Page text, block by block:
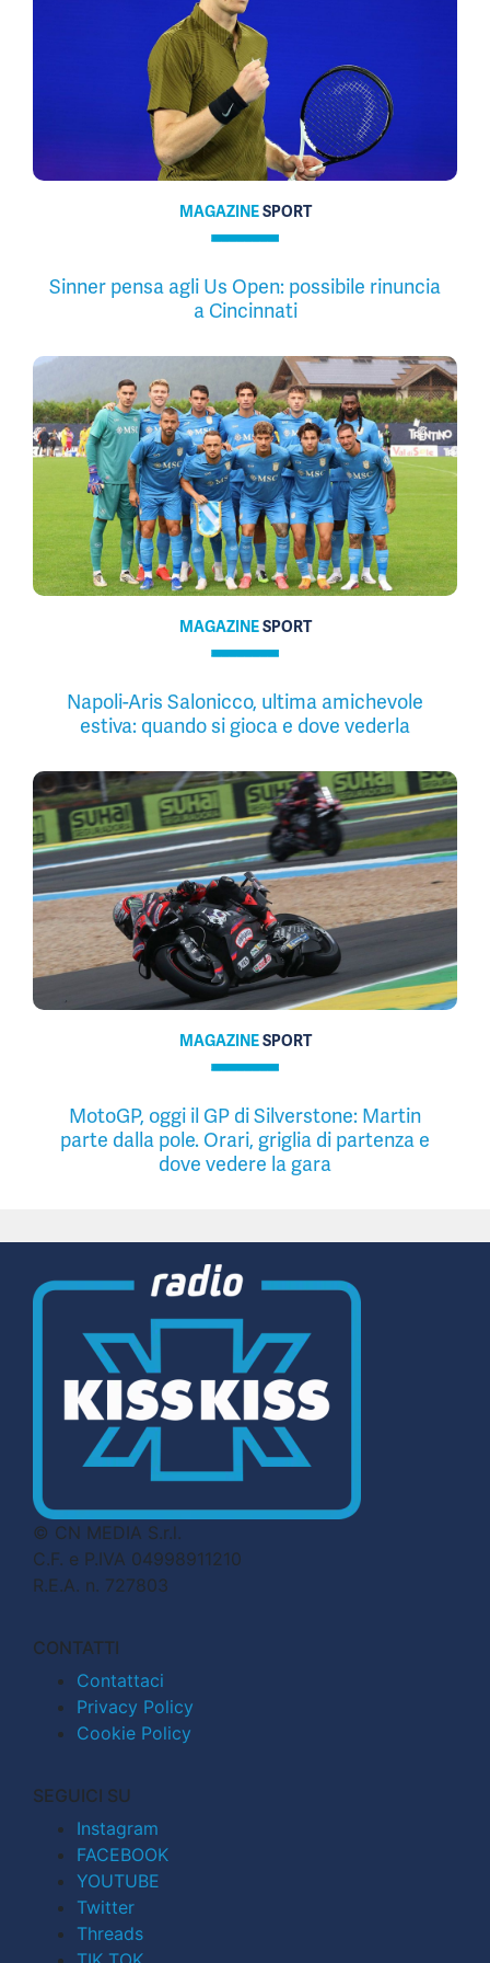
MAGAZINESPORT
Sinner pensa agli Us Open: possibile rinuncia
a Cincinnati
MAGAZINESPORT
Napoli-Aris Salonicco, ultima amichevole
estiva: quando si gioca e dove vederla
MAGAZINESPORT
MotoGP, oggi il GP di Silverstone: Martin
parte dalla pole. Orari, griglia di partenza e
dove vedere la gara
© CN MEDIA S.r.l.
C.F. e P.IVA 04998911210
R.E.A. n. 727803
CONTATTI
Contattaci
Privacy Policy
Cookie Policy
SEGUICI SU
Instagram
FACEBOOK
YOUTUBE
Twitter
Threads